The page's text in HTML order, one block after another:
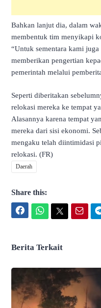
Bahkan lanjut dia, dalam
membentuk tim menyikapi
“Untuk sementara kami
memberikan pengertian
pemerintah melalui
Seperti diberitakan
relokasi mereka ke tempat
Alasannya karena tempat
mereka dari sisi ekonomi.
mengaku telah diintimidasi
relokasi. (FR)
Daerah
Share this:
Berita Terkait